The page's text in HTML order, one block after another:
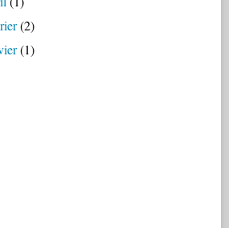
(2)
(1)